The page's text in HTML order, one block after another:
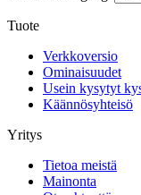
Tuote
Verkkoversio
Ominaisuudet
Usein kysytyt
Käännösyhteisö
Yritys
Tietoa meistä
Mainonta